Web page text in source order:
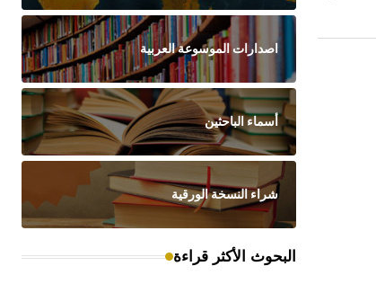
اصدارات الموسوعة العربية
أسماء الباحثين
شراء النسخة الورقية
البحوث الأكثر قراءة